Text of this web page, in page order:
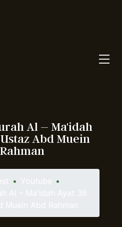
Al – Ma'idah
Abd Muein
•
•